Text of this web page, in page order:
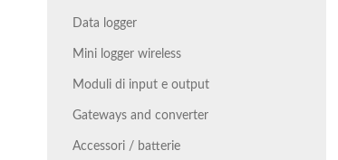
Data logger
Mini logger wireless
Moduli di input e output
Gateways and converter
Accessori / batterie